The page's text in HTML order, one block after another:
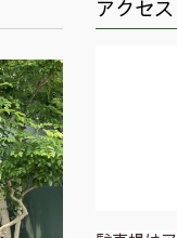
アクセス